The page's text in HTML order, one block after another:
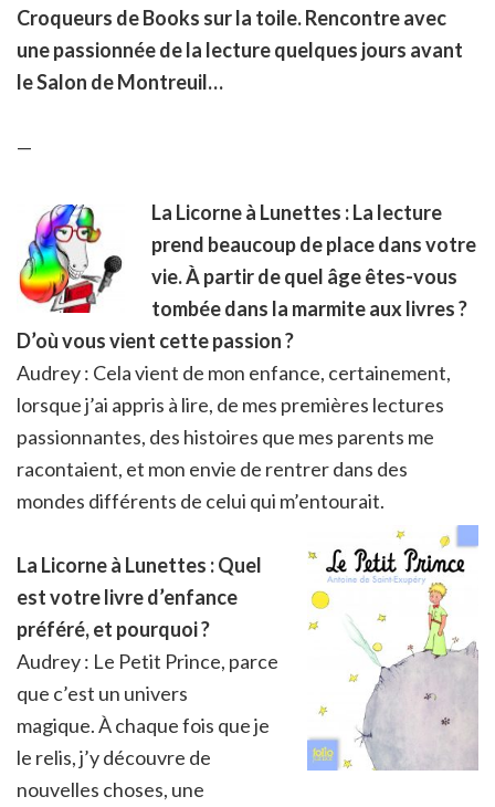
Croqueurs de Books sur la toile. Rencontre avec
une passionnée de la lecture quelques jours avant
le Salon de Montreuil…
—
La Licorne à Lunettes : La lecture
prend beaucoup de place dans votre
vie.Àpartir de quel âge êtes-vous
tombée dans la marmite aux livres ?
D’où vous vient cette passion ?
Audrey : Cela vient de mon enfance, certainement,
lorsque j’ai appris à lire, de mes premières lectures
passionnantes, des histoires que mes parents me
racontaient, et mon envie de rentrer dans des
mondes différents de celui qui m’entourait.
La Licorne à Lunettes : Quel
est votre livre d’enfance
préféré, et pourquoi ?
Audrey : Le Petit Prince, parce
que c’est un univers
magique. À chaque fois que je
le relis, j’y découvre de
nouvelles choses, une